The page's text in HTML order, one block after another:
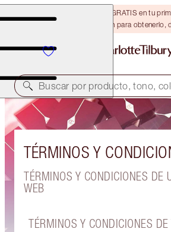
15% de descuento + ENVÍO GRATIS en tu
DARLING15. Inicia sesión para obtenerlo,
Buscar por producto, tono,
TÉRMINOS Y
TÉRMINOS Y CONDICIONES DE
WEB
TÉRMINOS Y CONDICIONES DE